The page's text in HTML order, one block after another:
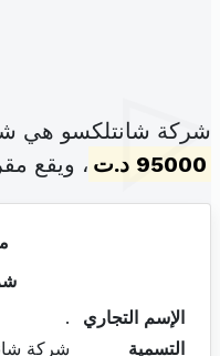
شركة شانتلكسو هي
95000 د.ت
، ويقع
الإسم التجاري
.
التسمية
شركة